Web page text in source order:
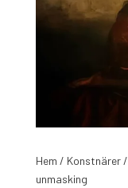
Hem / Konstnärer/
unmasking